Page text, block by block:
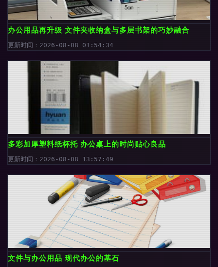
办公用品再升级 文件夹收纳盒与多层书架的巧妙融合
更新时间：2026-08-08 01:54:34
多彩加厚塑料纸杯托 办公桌上的时尚贴心良品
更新时间：2026-08-08 13:57:49
文件与办公用品 现代办公的基石